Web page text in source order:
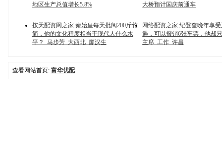
地区生产总值增长5.8%
大桥预计国庆前通车
按天配资网之家 秦始皇每天批阅200斤竹
简，他的文化程度相当于现代人什么水
平？_马步芳_大西北_廖汉生
网络配资之家 纪登奎晚年享
遇，可以报销6张车票，他却
主席_工作_许昌
查看网站首页: 富华优配